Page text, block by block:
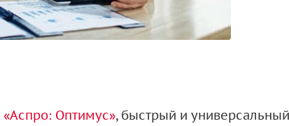
«Аспро: Оптимус», быстрый и универсальный